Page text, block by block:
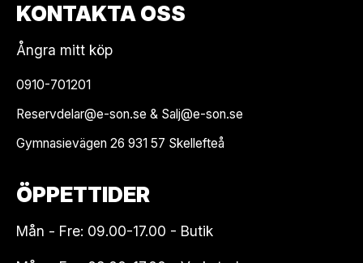
KONTAKTA OSS
Ångra mitt köp
0910-701201
Reservdelar@e-son.se & Salj@e-son.se
Gymnasievägen 26 931 57 Skellefteå
ÖPPETTIDER
Mån - Fre: 09.00-17.00 - Butik